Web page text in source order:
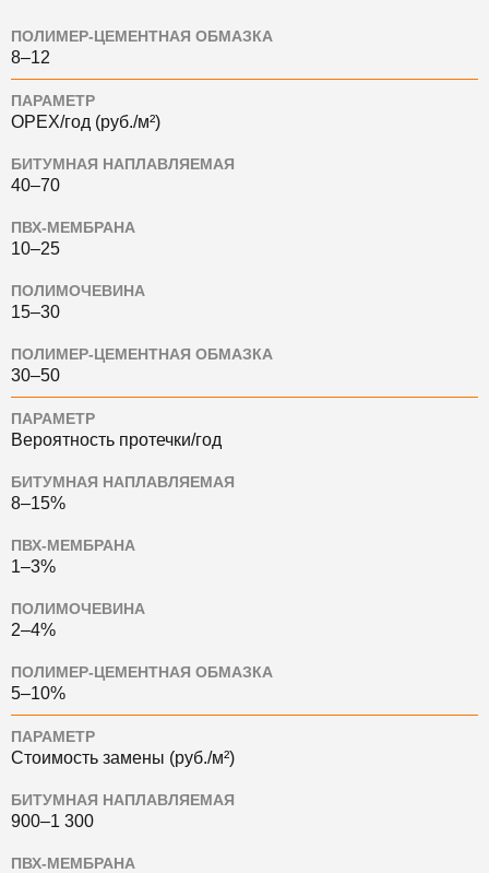
ПОЛИМЕР-ЦЕМЕНТНАЯ ОБМАЗКА
8–12
ПАРАМЕТР
OPEX/год (руб./м²)
БИТУМНАЯ НАПЛАВЛЯЕМАЯ
40–70
ПВХ-МЕМБРАНА
10–25
ПОЛИМОЧЕВИНА
15–30
ПОЛИМЕР-ЦЕМЕНТНАЯ ОБМАЗКА
30–50
ПАРАМЕТР
Вероятность протечки/год
БИТУМНАЯ НАПЛАВЛЯЕМАЯ
8–15%
ПВХ-МЕМБРАНА
1–3%
ПОЛИМОЧЕВИНА
2–4%
ПОЛИМЕР-ЦЕМЕНТНАЯ ОБМАЗКА
5–10%
ПАРАМЕТР
Стоимость замены (руб./м²)
БИТУМНАЯ НАПЛАВЛЯЕМАЯ
900–1 300
ПВХ-МЕМБРАНА